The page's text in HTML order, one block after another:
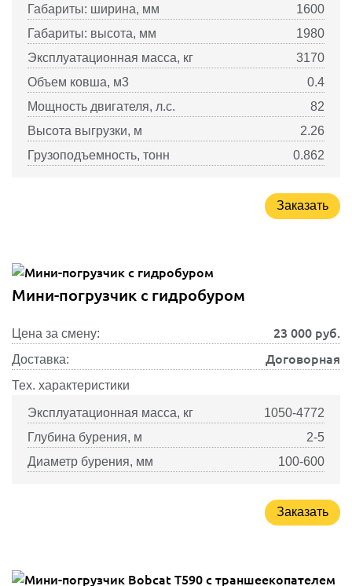
Габариты: ширина, мм
1600
Габариты: высота, мм
1980
Эксплуатационная масса, кг
3170
Объем ковша, м3
0.4
Мощность двигателя, л.с.
82
Высота выгрузки, м
2.26
Грузоподъемность, тонн
0.862
Заказать
Мини-погрузчик с гидробуром
Цена за смену: 23 000 руб.
Доставка: Договорная
Тех. характеристики
Эксплуатационная масса, кг
1050-4772
Глубина бурения, м
2-5
Диаметр бурения, мм
100-600
Заказать